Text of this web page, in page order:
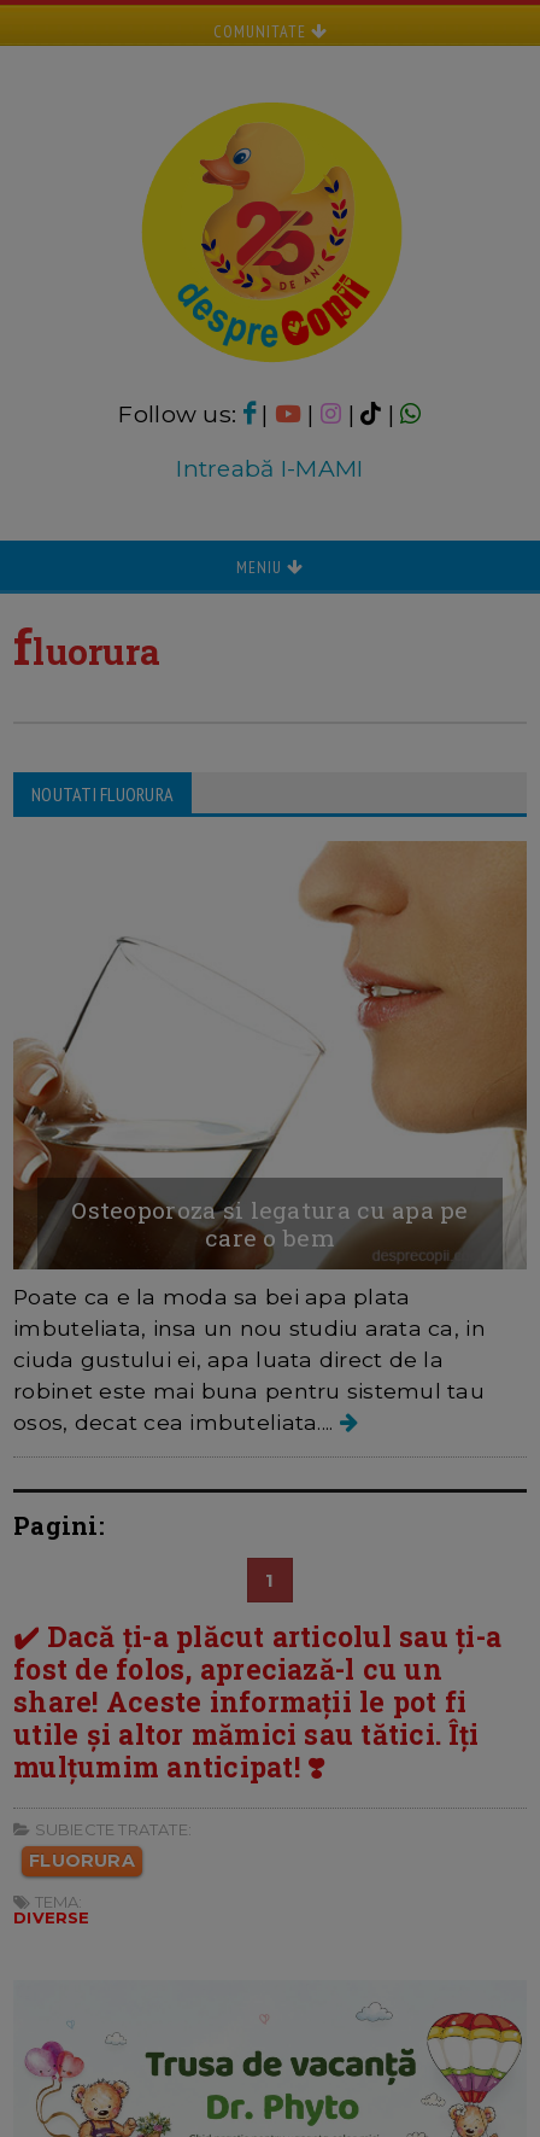
COMUNITATE
Follow us: | | |
|
Intreabă I-MAMI
MENIU
fluorura
NOUTATI FLUORURA
Osteoporoza si legatura cu apa pe
care o bem
Poate ca e la moda sa bei apa plata
imbuteliata, insa un nou studiu arata ca, in
ciuda gustului ei, apa luata direct de la
robinet este mai buna pentru sistemul tau
osos, decat cea imbuteliata....
Pagini:
1
✔️ Dacă ți-a plăcut articolul sau ți-a
fost de folos, apreciază-l cu un
share! Aceste informații le pot fi
utile și altor mămici sau tătici. Îți
mulțumim anticipat! ❣️
SUBIECTE TRATATE:
FLUORURA
TEMA:
DIVERSE